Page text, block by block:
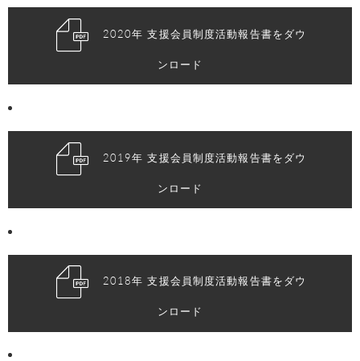
2020年 支援会員制度活動報告書をダウ
ンロード
2019年 支援会員制度活動報告書をダウ
ンロード
2018年 支援会員制度活動報告書をダウ
ンロード